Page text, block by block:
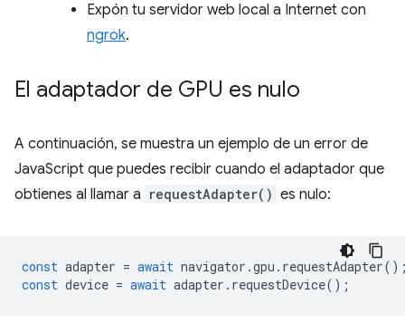
Expón tu servidor web local a Internet con
ngrok.
El adaptador de GPU es nulo
A continuación, se muestra un ejemplo de un error de
JavaScript que puedes recibir cuando el adaptador que
obtienes al llamar a requestAdapter() es nulo:
const adapter = await navigator .gpu . requestAdapter
const device = await adapter . requestDevice();